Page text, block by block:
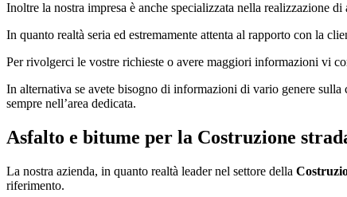
Inoltre la nostra impresa è anche specializzata nella realizzazione
In quanto realtà seria ed estremamente attenta al rapporto con la
Per rivolgerci le vostre richieste o avere maggiori informazioni vi
In alternativa se avete bisogno di informazioni di vario genere
sempre nell’area dedicata.
Asfalto e bitume per la Costruzione
La nostra azienda, in quanto realtà leader nel settore della
riferimento.